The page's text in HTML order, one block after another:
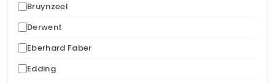
Bruynzeel
Derwent
Eberhard Faber
Edding